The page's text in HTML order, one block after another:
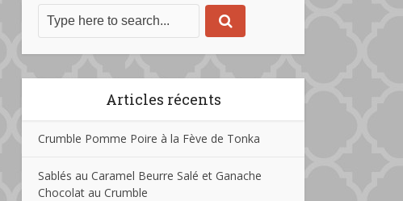
Articles récents
Crumble Pomme Poire à la Fève de Tonka
Sablés au Caramel Beurre Salé et Ganache
Chocolat au Crumble